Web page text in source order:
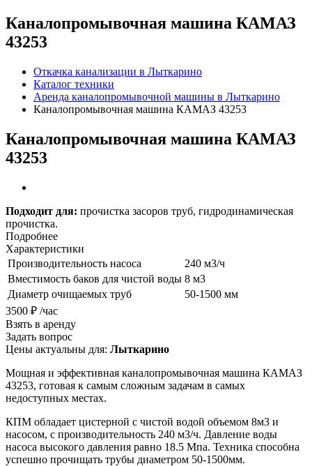
Каналопромывочная машина КАМАЗ
43253
Откачка канализации в Лыткарино
Каталог техники
Аренда каналопромывочной машины в Лыткарино
Каналопромывочная машина КАМАЗ 43253
Каналопромывочная машина КАМАЗ
43253
Подходит для: прочистка засоров труб, гидродинамическая
прочистка.
Подробнее
Характеристики
Производительность насоса
240 м3/ч
Вместимость баков для чистой воды 8 м3
Диаметр очищаемых труб
50-1500 мм
3500 ₽ /час
Взять в аренду
Задать вопрос
Цены актуальны для: Лыткарино
Мощная и эффективная каналопромывочная машина КАМАЗ
43253, готовая к самым сложным задачам в самых
недоступных местах.
КПМ обладает цистерной с чистой водой объемом 8м3 и
насосом, с производительность 240 м3/ч. Давление воды
насоса высокого давления равно 18.5 Мпа. Техника способна
успешно прочищать трубы диаметром 50-1500мм.